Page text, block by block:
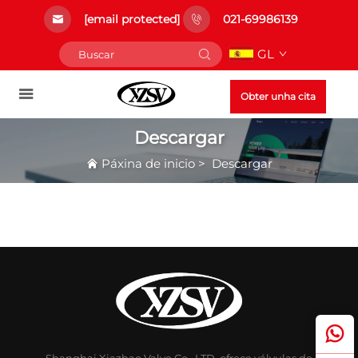
[email protected] 021-69986139
GL
Obter unha cita
Descargar
Páxina de inicio> Descargar